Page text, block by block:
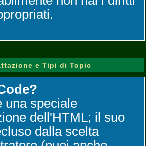
e Tipi di Topic
una speciale
dell'HTML; il suo
dalla scelta